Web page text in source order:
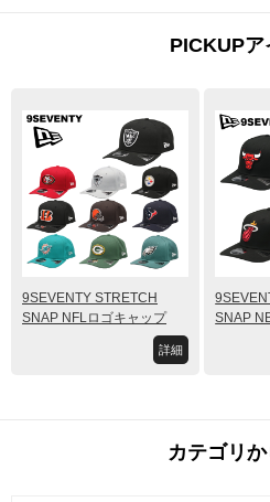
PICKUPア
9SEVENTY STRETCH
SNAP NFLロゴキャップ
詳細
SNAP
カテゴリ